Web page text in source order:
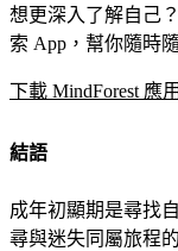
想更深入了解自己？
索 App，幫你隨時
下載 MindForest 應
結語
成年初顯期是尋找
尋與迷失同屬旅程